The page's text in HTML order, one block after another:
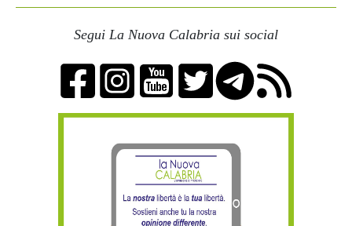
Segui La Nuova Calabria sui social